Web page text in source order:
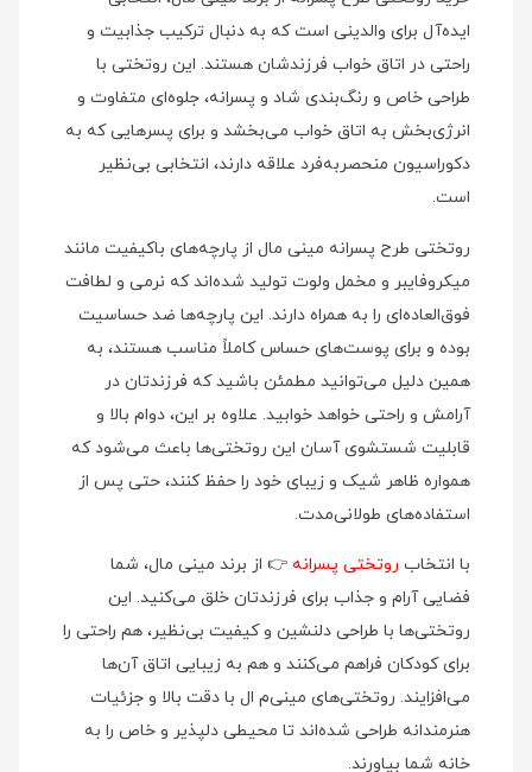
ایده‌آل برای والدینی است که به دنبال ترکیب جذابیت و
راحتی در اتاق خواب فرزندشان هستند. این روتختی با
طراحی خاص و رنگ‌بندی شاد و پسرانه، جلوه‌ای متفاوت و
انرژی‌بخش به اتاق خواب می‌بخشد و برای پسرهایی که به
دکوراسیون منحصربه‌فرد علاقه دارند، انتخابی بی‌نظیر
است.
روتختی طرح پسرانه مینی‌ مال از پارچه‌های باکیفیت مانند
میکروفایبر و مخمل ولوت تولید شده‌اند که نرمی و لطافت
فوق‌العاده‌ای را به همراه دارند. این پارچه‌ها ضد حساسیت
بوده و برای پوست‌های حساس کاملاً مناسب هستند، به
همین دلیل می‌توانید مطمئن باشید که فرزندتان در
آرامش و راحتی خواهد خوابید. علاوه بر این، دوام بالا و
قابلیت شستشوی آسان این روتختی‌ها باعث می‌شود که
همواره ظاهر شیک و زیبای خود را حفظ کنند، حتی پس از
استفاده‌های طولانی‌مدت.
با انتخاب روتختی پسرانه 👉 از برند مینی‌ مال، شما
فضایی آرام و جذاب برای فرزندتان خلق می‌کنید. این
روتختی‌ها با طراحی دلنشین و کیفیت بی‌نظیر، هم راحتی را
برای کودکان فراهم می‌کنند و هم به زیبایی اتاق آن‌ها
می‌افزایند. روتختی‌های مینی‌م ال با دقت بالا و جزئیات
هنرمندانه طراحی شده‌اند تا محیطی دلپذیر و خاص را به
خانه شما بیاورند.